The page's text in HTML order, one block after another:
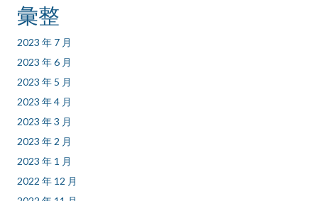
彙整
2023 年 7 月
2023 年 6 月
2023 年 5 月
2023 年 4 月
2023 年 3 月
2023 年 2 月
2023 年 1 月
2022 年 12 月